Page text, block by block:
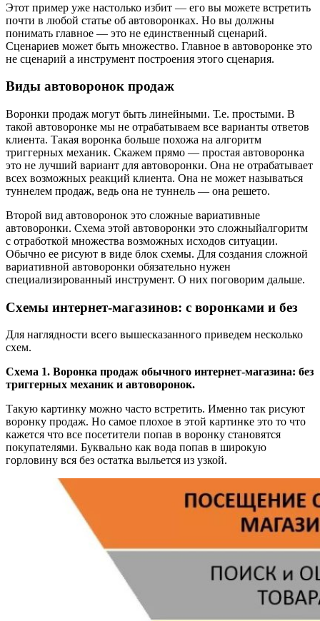
Этот пример уже настолько избит — его вы можете встретить
почти в любой статье об автоворонках. Но вы должны
понимать главное — это не единственный сценарий.
Сценариев может быть множество. Главное в автоворонке это
не сценарий а инструмент построения этого сценария.
Виды автоворонок продаж
Воронки продаж могут быть линейными. Т.е. простыми. В
такой автоворонке мы не отрабатываем все варианты ответов
клиента. Такая воронка больше похожа на алгоритм
триггерных механик. Скажем прямо — простая автоворонка
это не лучший вариант для автоворонки. Она не отрабатывает
всех возможных реакций клиента. Она не может называться
туннелем продаж, ведь она не туннель — она решето.
Второй вид автоворонок это сложные вариативные
автоворонки. Схема этой автоворонки это сложныйалгоритм
с отработкой множества возможных исходов ситуации.
Обычно ее рисуют в виде блок схемы. Для создания сложной
вариативной автоворонки обязательно нужен
специализированный инструмент. О них поговорим дальше.
Схемы интернет-магазинов: с воронками и без
Для наглядности всего вышесказанного приведем несколько
схем.
Схема 1. Воронка продаж обычного интернет-магазина: без
триггерных механик и автоворонок.
Такую картинку можно часто встретить. Именно так рисуют
воронку продаж. Но самое плохое в этой картинке это то что
кажется что все посетители попав в воронку становятся
покупателями. Буквально как вода попав в широкую
горловину вся без остатка выльется из узкой.